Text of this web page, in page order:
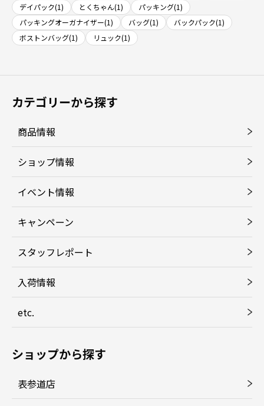
デイパック(1)
とくちゃん(1)
パッキング(1)
パッキングオーガナイザー(1)
バッグ(1)
バックパック(1)
ボストンバッグ(1)
リュック(1)
カテゴリーから探す
商品情報
ショップ情報
イベント情報
キャンペーン
スタッフレポート
入荷情報
etc.
ショップから探す
表参道店